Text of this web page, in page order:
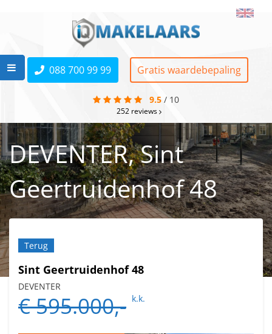
088 700 99 99 Gratis waardebepaling
9.5 / 10
252 reviews
DEVENTER, Sint
Geertruidenhof 48
Terug
Sint Geertruidenhof 48
DEVENTER
€ 595.000,- k.k.